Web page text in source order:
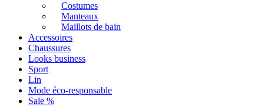
Costumes
Manteaux
Maillots de bain
Accessoires
Chaussures
Looks business
Sport
Lin
Mode éco-responsable
Sale %